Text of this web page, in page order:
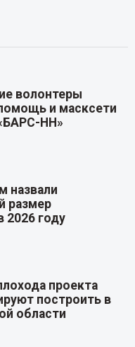
волонтеры
и масксети
НН»
назвали
размер
2026 году
проекта
построить в
области